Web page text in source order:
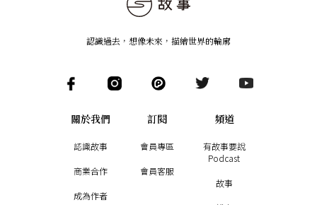
認識過去，想像未來 ， 描繪世界的輪廓
關於我們
認識故事
商業合作
成為作者
訂閱
會員專區
會員客服
頻道
有故事要說
Podcast
故事